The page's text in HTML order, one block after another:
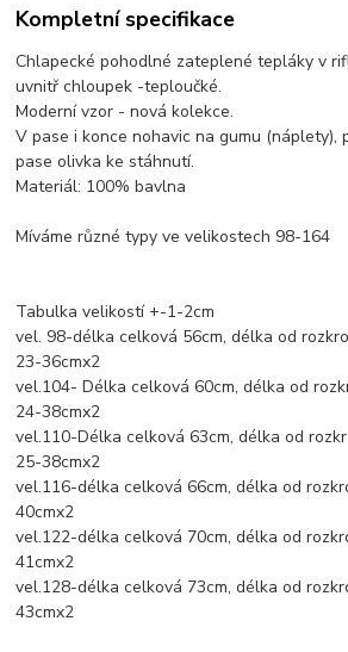
Kompletní specifikace
Chlapecké pohodlné zateplené tepláky v
uvnitř chloupek -teploučké.
Moderní vzor - nová kolekce.
V pase i konce nohavic na gumu (náplety),
pase olivka ke stáhnutí.
Materiál: 100% bavlna
Míváme různé typy ve velikostech 98-164
Tabulka velikostí +-1-2cm
vel. 98-délka celková 56cm, délka od
23-36cmx2
vel.104- Délka celková 60cm, délka od
24-38cmx2
vel.110-Délka celková 63cm, délka od
25-38cmx2
vel.116-délka celková 66cm, délka od
40cmx2
vel.122-délka celková 70cm, délka od
41cmx2
vel.128-délka celková 73cm, délka od
43cmx2